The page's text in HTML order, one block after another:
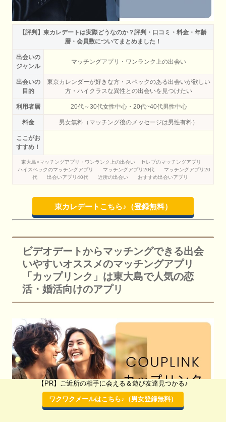
【評判】東カレデートは実際どうなのか？評判・口コミ・料金・年齢
層・会員数についてまとめました！
出会いの
ジャンル
マッチングアプリ・ワンランク上の出会い
出会いの
目的
東京カレンダーが好きな方・スペックのある出会いが欲しい
方・ハイクラスな異性との出会いを見つけたい
利用者層 20代～30代女性中心・20代~40代男性中心
料金 男女無料（マッチング後のメッセージは男性有料）
ここがお
すすめ！
東大島×マッチングアプリ・ワンランク上の出会い
セレブのマッチングアプリ
ハイスペックのマッチングアプリ
マッチングアプリ20代
マッチングアプリ20
代
出会いアプリ40代 近所の出会い おすすめ出会いアプリ
東カレデートこちら♪（登録無料）
ビデオデートからマッチングできる出会
いやすいオススメのマッチングアプリ
「カップリンク」は東大島で人気の恋
活・婚活向けのアプリ
【PR】ご近所の相手に会える＆遊び友達見つかる♪
ワクワクメールはこちら♪（男女登録無料）